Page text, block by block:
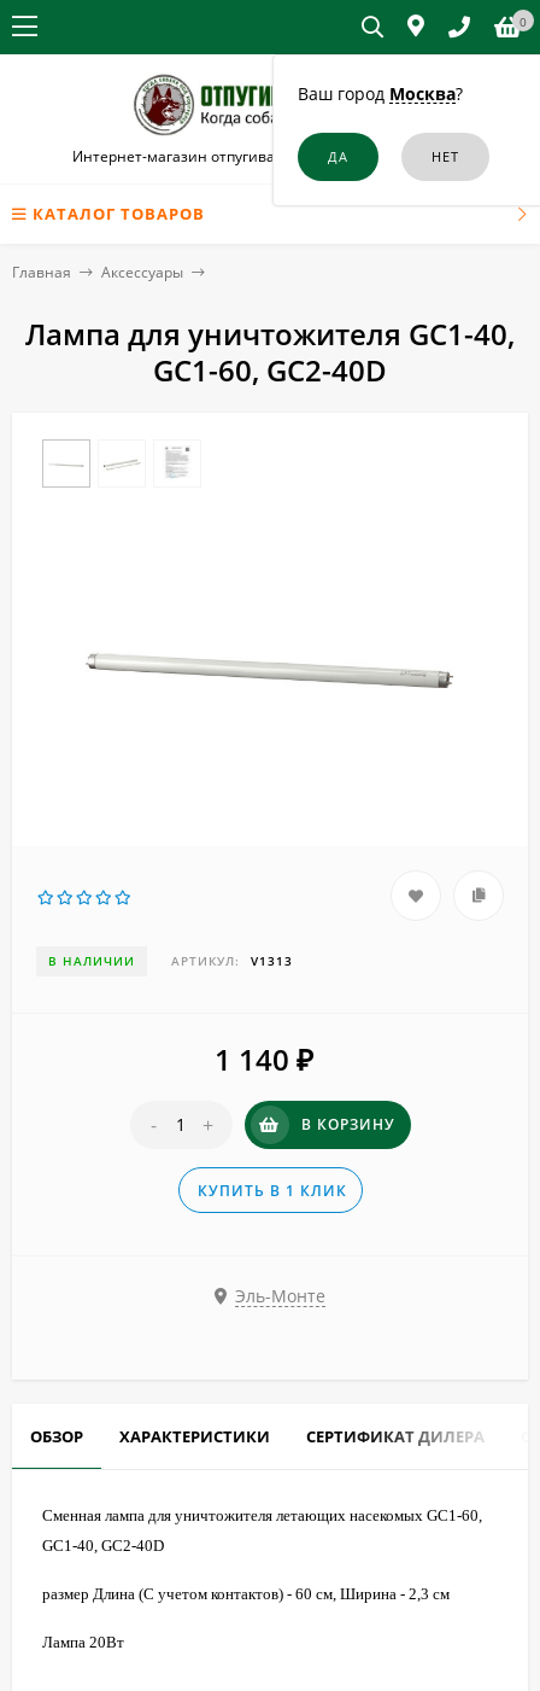
Ваш город Москва?
0
Интернет-магазин отпугивателей собак и кошек в Луге
КАТАЛОГ ТОВАРОВ
Главная Аксессуары
Лампа для уничтожителя GC1-40,
GC1-60, GC2-40D
В НАЛИЧИИ АРТИКУЛ: V1313
1 140 ₽
- + В КОРЗИНУ
КУПИТЬ В 1 КЛИК
Эль-Монте
ОБЗОР ХАРАКТЕРИСТИКИ СЕРТИФИКАТ ДИЛЕРА
Сменная лампа для уничтожителя летающих насекомых GC1-60,
GC1-40, GC2-40D
размер Длина (С учетом контактов) - 60 см, Ширина - 2,3 см
Лампа 20Вт